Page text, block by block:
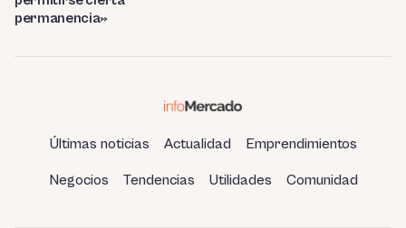
permanencia»
Últimas noticias Actualidad Emprendimientos
Negocios Tendencias Utilidades Comunidad